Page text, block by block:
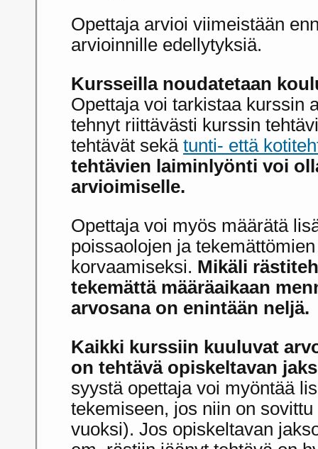
Opettaja arvioi viimeistään
arvioinnille edellytyksiä.
Kursseilla noudatetaan
Opettaja voi tarkistaa kurssin
tehnyt riittävästi kurssin
tehtävät sekä tunti- että
tehtävien laiminlyönti voi
arvioimiselle.
Opettaja voi myös määrätä
poissaolojen ja
korvaamiseksi. Mikäli
tekemättä määräaikaan
arvosana on enintään neljä.
Kaikki kurssiin kuuluvat
on tehtävä opiskeltavan
syystä opettaja voi myöntää
tekemiseen, jos niin on
vuoksi). Jos opiskeltavan